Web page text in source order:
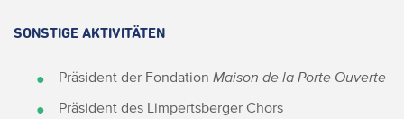
SONSTIGE AKTIVITÄTEN
Präsident der Fondation Maison de la Porte Ouverte
Präsident des Limpertsberger Chors